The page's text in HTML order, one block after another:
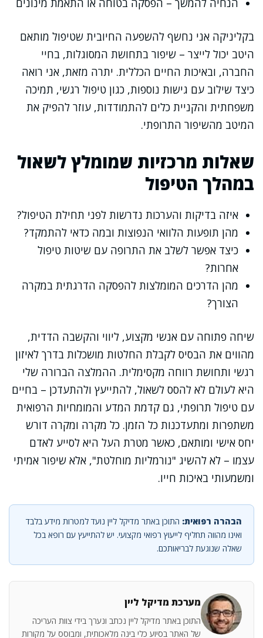
הנחיה להמשך – הפסקה בטוחה או התאמת מינונים
בקליניקה אני נחשף להשפעה החיובית שטיפול מותאם
היטב יכול לייצר – שיפור בתחושת המסוגלות, בחיי
החברה, ובאיכות החיים הכללית. יתרה מזאת, אני רואה
כיצד שילוב עם גישות נוספות, כגון טיפול רגשי, תמיכה
משפחתית והקניית כלים להתמודדות, עוזר להפיק את
המיטב מהשיפור התרופתי.
שאלות מרכזיות שמומלץ לשאול
במהלך הטיפול
איזה בדיקות והערכות נדרשות לפני תחילת הטיפול?
מהן תופעות הלוואי הנפוצות ובמה כדאי להתמקד?
כיצד אפשר לשלב את התרופה עם שיטות טיפול
אחרות?
מהן הדרכים המומלצות להפסקה הדרגתית במקרה
הצורך?
שיחה פתוחה עם אנשי מקצוע, ליווי והקשבה הדדית,
מהווים את הבסיס לקבלת החלטות מושכלות בדרך לאיזון
רגשי ותחושת רווחה מקסימלית. ההמלצה הברורה שלי
היא לעולם לא להסס לשאול, להתייעץ ולהתעדכן – בחיים
עם טיפול תרופתי, גם קדמת המדע והמומחיות הרפואית
משתפרות ומתעדכנות כל הזמן. כל מקרה ומקרה דורש
יחס אישי ומותאם, כאשר מטרת העל היא לסייע לאדם
עצמו – לא להשיג "נורמליות מוחלטת", אלא שיפור אמיתי
ומשמעותי באיכות חייו.
הבהרה רפואית: התוכן באתר מדיקל ליין נועד למטרות מידע בלבד
ואינו מהווה תחליף לייעוץ רפואי מקצועי. יש להתייעץ עם רופא בכל
שאלה שנוגעת לבריאותכם.
מערכת מדיקל ליין
התוכן באתר מדיקל ליין נכתב ונערך בידי צוות העריכה
של האתר בסיוע כלי בינה מלאכותית, ומבוסס על מקורות